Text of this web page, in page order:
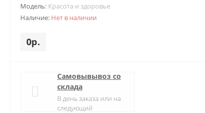
Модель: Красота и здоровье
Наличие: Нет в наличии
0р.
Самовывывоз со
склада
В день заказа или на
следующий